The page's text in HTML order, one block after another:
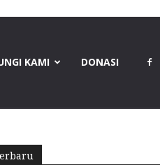
KAMI DONASI